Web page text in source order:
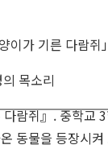
이가 기른 다람쥐
목소리
람쥐』. 중학교
동물을 등장시